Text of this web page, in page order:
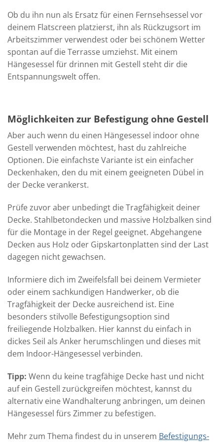
Ob du ihn nun als Ersatz für einen Fernsehsessel vor
deinem Flatscreen platzierst, ihn als Rückzugsort im
Arbeitszimmer verwendest oder bei schönem Wetter
spontan auf die Terrasse umziehst. Mit einem
Hängesessel für drinnen mit Gestell steht dir die
Entspannungswelt offen.
Möglichkeiten zur Befestigung ohne Gestell
Aber auch wenn du einen Hängesessel indoor ohne
Gestell verwenden möchtest, hast du zahlreiche
Optionen. Die einfachste Variante ist ein einfacher
Deckenhaken, den du mit einem geeigneten Dübel in
der Decke verankerst.
Prüfe zuvor aber unbedingt die Tragfähigkeit deiner
Decke. Stahlbetondecken und massive Holzbalken sind
für die Montage in der Regel geeignet. Abgehangene
Decken aus Holz oder Gipskartonplatten sind der Last
dagegen nicht gewachsen.
Informiere dich im Zweifelsfall bei deinem Vermieter
oder einem sachkundigen Handwerker, ob die
Tragfähigkeit der Decke ausreichend ist. Eine
besonders stilvolle Befestigungsoption sind
freiliegende Holzbalken. Hier kannst du einfach in
dickes Seil als Anker herumschlingen und dieses mit
dem Indoor-Hängesessel verbinden.
Tipp: Wenn du keine tragfähige Decke hast und nicht
auf ein Gestell zurückgreifen möchtest, kannst du
alternativ eine Wandhalterung anbringen, um deinen
Hängesessel fürs Zimmer zu befestigen.
Mehr zum Thema findest du in unserem Befestigungs-